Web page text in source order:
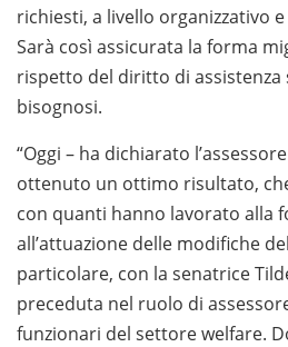
richiesti, a livello organizzativo
Sarà così assicurata la forma
rispetto del diritto di assistenza
bisognosi.
“Oggi – ha dichiarato
ottenuto un ottimo risultato,
con quanti hanno lavorato alla
all’attuazione delle modifiche
particolare, con la senatrice
preceduta nel ruolo di
funzionari del settore welfare.